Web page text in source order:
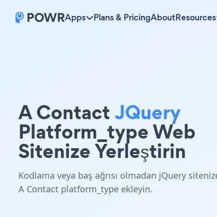
Apps Plans & PricingAboutResources
A ContactJQuery
Platform_type Web
Sitenize Yerleştirin
Kodlama veya baş ağrısı olmadan jQuery
A Contact platform_type ekleyin.